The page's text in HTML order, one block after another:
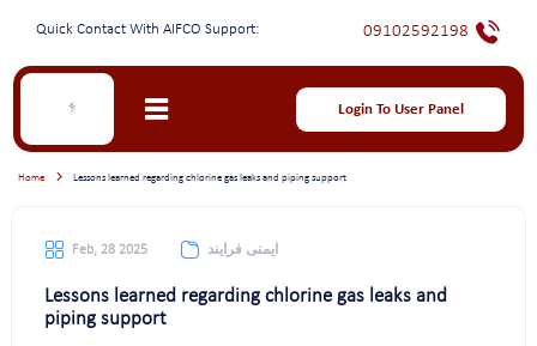
Quick Contact With AIFCO Support: 09102592198
Login To User Panel
Home Lessons learned regarding chlorine gas leaks and piping support
Feb, 28 2025 ایمنی فرایند
Lessons learned regarding chlorine gas leaks and
piping support